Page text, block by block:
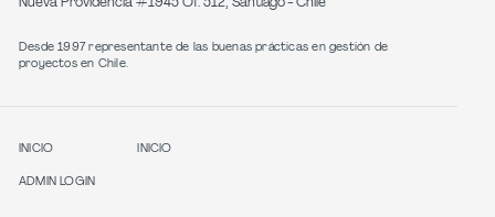
Nueva Providencia #1945 Of. 512, Santiago - Chile
Desde 1997 representante de las buenas prácticas en gestión de
proyectos en Chile.
INICIO
ADMIN LOGIN
INICIO